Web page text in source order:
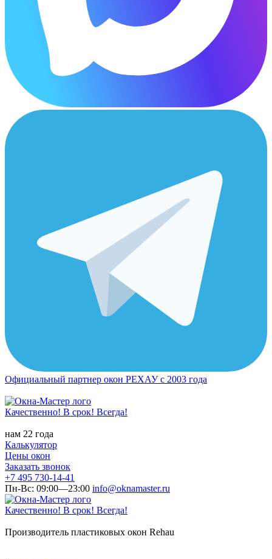
Официальный партнер окон РЕХАУ с 2003 года
Качественно! В срок! Всегда!
нам 22 года
Калькулятор
Цены окон
Заказать звонок
+7 495 730-14-41
Пн-Вс: 09:00—23:00 info@oknamaster.ru
Качественно! В срок! Всегда!
Производитель пластиковых окон Rehau